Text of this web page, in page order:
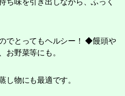
ち味を引き出しながら、ふっく
でとってもヘルシー！ ◆饅頭や
お野菜等にも。
物にも最適です。